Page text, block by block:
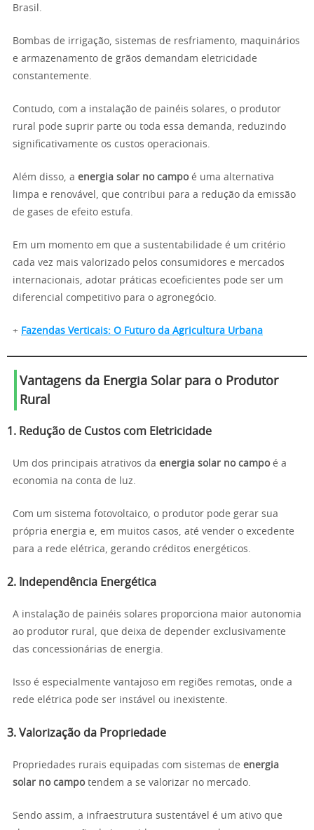
Brasil.
Bombas de irrigação, sistemas de resfriamento, maquinários
e armazenamento de grãos demandam eletricidade
constantemente.
Contudo, com a instalação de painéis solares, o produtor
rural pode suprir parte ou toda essa demanda, reduzindo
significativamente os custos operacionais.
Além disso, a energia solar no campoé uma alternativa
limpa e renovável, que contribui para a redução da emissão
de gases de efeito estufa.
Em um momento em que a sustentabilidade é um critério
cada vez mais valorizado pelos consumidores e mercados
internacionais, adotar práticas ecoeficientes pode ser um
diferencial competitivo para o agronegócio.
+ Fazendas Verticais: O Futuro da Agricultura Urbana
Vantagens da Energia Solar para o Produtor
Rural
1. Redução de Custos com Eletricidade
Um dos principais atrativos da energia solar no campoé a
economia na conta de luz.
Com um sistema fotovoltaico, o produtor pode gerar sua
própria energia e, em muitos casos, até vender o excedente
para a rede elétrica, gerando créditos energéticos.
2. Independência Energética
A instalação de painéis solares proporciona maior autonomia
ao produtor rural, que deixa de depender exclusivamente
das concessionárias de energia.
Isso é especialmente vantajoso em regiões remotas, onde a
rede elétrica pode ser instável ou inexistente.
3. Valorização da Propriedade
Propriedades rurais equipadas com sistemas de energia
solar no campotendem a se valorizar no mercado.
Sendo assim, a infraestrutura sustentável é um ativo que